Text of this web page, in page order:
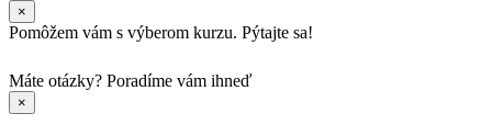
×
Pomôžem vám s výberom kurzu. Pýtajte sa!
Máte otázky? Poradíme vám ihneď
×